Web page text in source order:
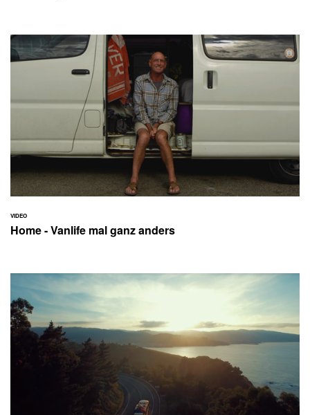
VIDEO
Home - Vanlife mal ganz anders